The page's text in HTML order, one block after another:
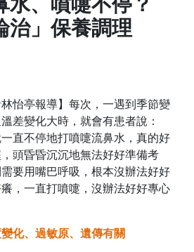
治」保養調理
林怡亭報導】每次，一遇到季節變
差變化大時，就會有患者說：
一直不停地打噴嚏流鼻水，真的好
，頭昏昏沉沉地無法好好準備考
要用嘴巴呼吸，根本沒辦法好好
，一直打噴嚏，沒辦法好好專心
化、過敏原、遺傳有關